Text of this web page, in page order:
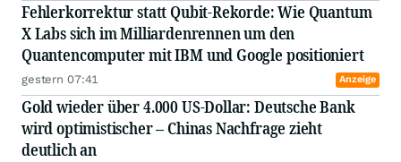
Fehlerkorrektur statt Qubit-Rekorde: Wie Quantum
X Labs sich im Milliardenrennen um den
Quantencomputer mit IBM und Google positioniert
gestern 07:41 Anzeige
Gold wieder über 4.000 US-Dollar: Deutsche Bank
wird optimistischer – Chinas Nachfrage zieht
deutlich an